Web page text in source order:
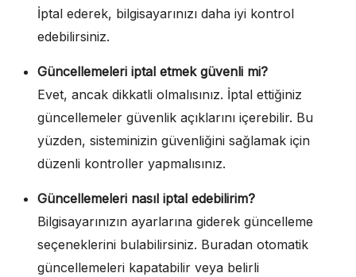
İptal ederek, bilgisayarınızı daha iyi kontrol
edebilirsiniz.
Güncellemeleri iptal etmek güvenli mi?
Evet, ancak dikkatli olmalısınız. İptal ettiğiniz
güncellemeler güvenlik açıklarını içerebilir. Bu
yüzden, sisteminizin güvenliğini sağlamak için
düzenli kontroller yapmalısınız.
Güncellemeleri nasıl iptal edebilirim?
Bilgisayarınızın ayarlarına giderek güncelleme
seçeneklerini bulabilirsiniz. Buradan otomatik
güncellemeleri kapatabilir veya belirli